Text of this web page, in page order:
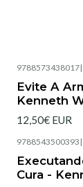
9788573438017|
Evite A
Kenneth
12,50€ EUR
9788543500393 |
Cura -